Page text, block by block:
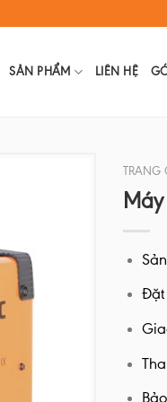
SẢN PHẨM LIÊN HỆ
TRANG
Đặt